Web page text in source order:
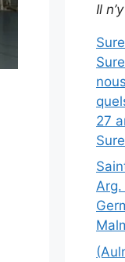
Il
27
Arg.